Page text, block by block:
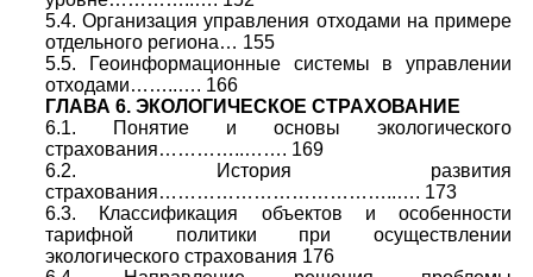
5.4. Организация управления отходами на примере
отдельного региона… 155
5.5. Геоинформационные системы в управлении
отходами……..…. 166
ГЛАВА 6. ЭКОЛОГИЧЕСКОЕ СТРАХОВАНИЕ
6.1. Понятие и основы экологического
страхования…………..……. 169
6.2. История развития
страхования………………………………..…. 173
6.3. Классификация объектов и особенности
тарифной политики при осуществлении
экологического страхования 176